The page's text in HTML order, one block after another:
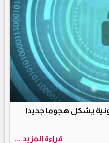
يشكل هجوما جديدا
قراءة المزيد ...